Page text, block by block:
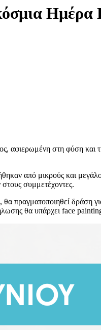
Ημέρα
στη φύση και
από μικρούς και
συμμετέχοντες.
πραγματοποιηθεί δράση
θα υπάρχει face